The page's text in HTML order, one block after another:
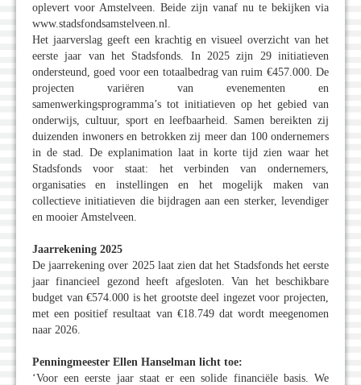
oplevert voor Amstelveen. Beide zijn vanaf nu te bekijken via
www.stadsfondsamstelveen.nl.
Het jaarverslag geeft een krachtig en visueel overzicht van het
eerste jaar van het Stadsfonds. In 2025 zijn 29 initiatieven
ondersteund, goed voor een totaalbedrag van ruim €457.000. De
projecten variëren van evenementen en
samenwerkingsprogramma’s tot initiatieven op het gebied van
onderwijs, cultuur, sport en leefbaarheid. Samen bereikten zij
duizenden inwoners en betrokken zij meer dan 100 ondernemers
in de stad. De explanimation laat in korte tijd zien waar het
Stadsfonds voor staat: het verbinden van ondernemers,
organisaties en instellingen en het mogelijk maken van
collectieve initiatieven die bijdragen aan een sterker, levendiger
en mooier Amstelveen.
Jaarrekening 2025
De jaarrekening over 2025 laat zien dat het Stadsfonds het eerste
jaar financieel gezond heeft afgesloten. Van het beschikbare
budget van €574.000 is het grootste deel ingezet voor projecten,
met een positief resultaat van €18.749 dat wordt meegenomen
naar 2026.
Penningmeester Ellen Hanselman licht toe:
‘Voor een eerste jaar staat er een solide financiële basis. We